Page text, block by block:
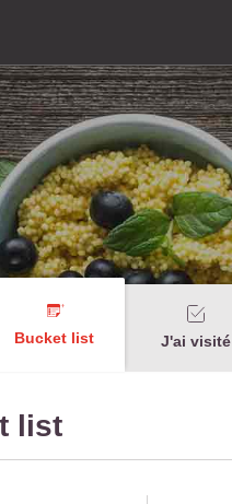
Bucket list J'ai visité
list